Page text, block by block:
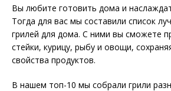
Вы любите готовить дома и
Тогда для вас мы составили список
грилей для дома. С ними вы сможете
стейки, курицу, рыбу и овощи,
свойства продуктов.
В нашем топ-10 мы собрали грили